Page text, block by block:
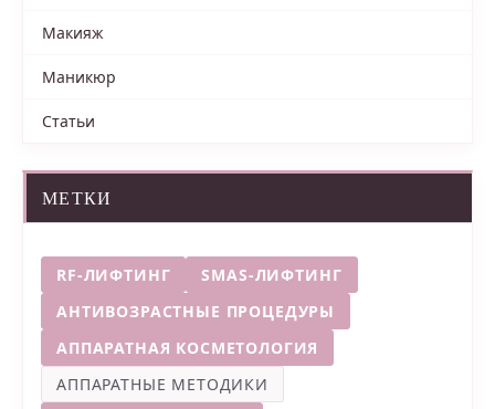
Макияж
Маникюр
Статьи
МЕТКИ
RF-ЛИФТИНГ
SMAS-ЛИФТИНГ
АНТИВОЗРАСТНЫЕ ПРОЦЕДУРЫ
АППАРАТНАЯ КОСМЕТОЛОГИЯ
АППАРАТНЫЕ МЕТОДИКИ